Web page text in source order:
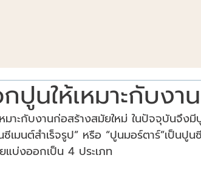
กปูนให้เหมาะกับงา
หมาะกับงานก่อสร้างสมัยใหม่ ในปัจจุบันจึง
เมนต์สำเร็จรูป” หรือ “ปูนมอร์ตาร์”เป็นปู
แบ่งออกเป็น 4 ประเภท